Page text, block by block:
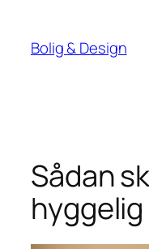
indhold
Bolig & Design
Sådan